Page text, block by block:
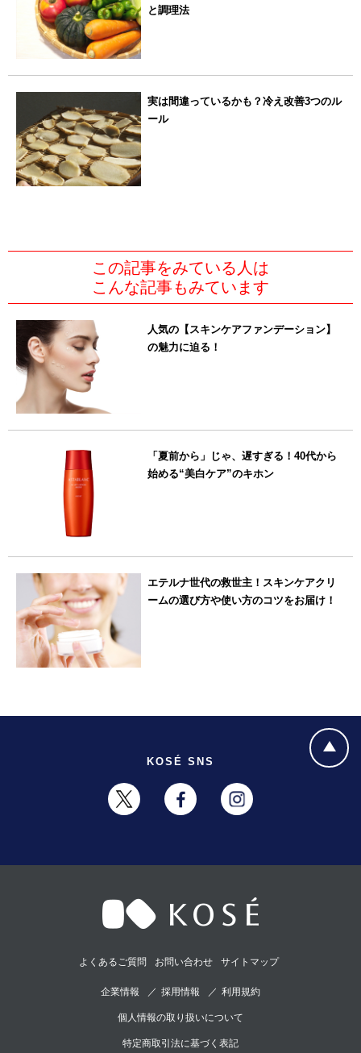
と調理法
実は間違っているかも？冷え改善3つのル
ール
この記事をみている人は
こんな記事もみています
人気の【スキンケアファンデーション】
の魅力に迫る！
「夏前から」じゃ、遅すぎる！40代から
始める“美白ケア”のキホン
エテルナ世代の救世主！スキンケアクリ
ームの選び方や使い方のコツをお届け！
KOSÉ SNS
よくあるご質問 お問い合わせ サイトマップ
企業情報 採用情報 利用規約
個人情報の取り扱いについて
特定商取引法に基づく表記